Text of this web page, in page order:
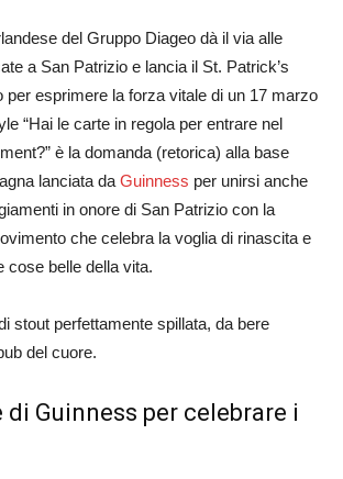
del Gruppo Diageo dà il via alle
a San Patrizio e lancia il St. Patrick’s
per esprimere la forza vitale di un 17 marzo
“Hai le carte in regola per entrare nel
è la domanda (retorica) alla base
lanciata da Guinness per unirsi anche
in onore di San Patrizio con la
che celebra la voglia di rinascita e
cose belle della vita.
stout perfettamente spillata, da bere
del cuore.
di Guinness per celebrare i